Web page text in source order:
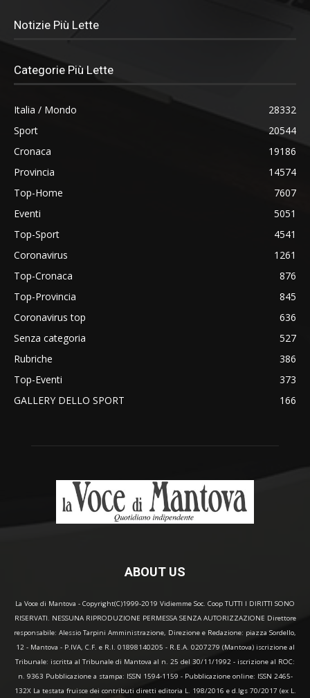
Notizie Più Lette
Categorie Più Lette
Italia / Mondo
28332
Sport
20544
Cronaca
19186
Provincia
14574
Top-Home
7607
Eventi
5051
Top-Sport
4541
Coronavirus
1261
Top-Cronaca
876
Top-Provincia
845
Coronavirus top
636
Senza categoria
527
Rubriche
386
Top-Eventi
373
GALLERY DELLO SPORT
166
ABOUT US
La Voce di Mantova - Copyright(C)1999-2019 Vidiemme Soc. Coop TUTTI I DIRITTI SONO
RISERVATI. NESSUNA RIPRODUZIONE PERMESSA SENZA AUTORIZZAZIONE Direttore
responsabile: Alessio Tarpini Amministrazione, Direzione e Redazione: piazza Sordello,
12 - Mantova - P.IVA, C.F. e R.I. 01898140205 - R.E.A. 0207279 (Mantova) iscrizione al
Tribunale: iscritta al Tribunale di Mantova al n. 25 del 30/11/1992 - iscrizione al ROC:
n. 9363 Pubblicazione a stampa: ISSN 1594-1159 - Pubblicazione online: ISSN 2465-
132X La testata fruisce dei contributi diretti editoria L. 198/2016 e d.lgs 70/2017 (ex L.